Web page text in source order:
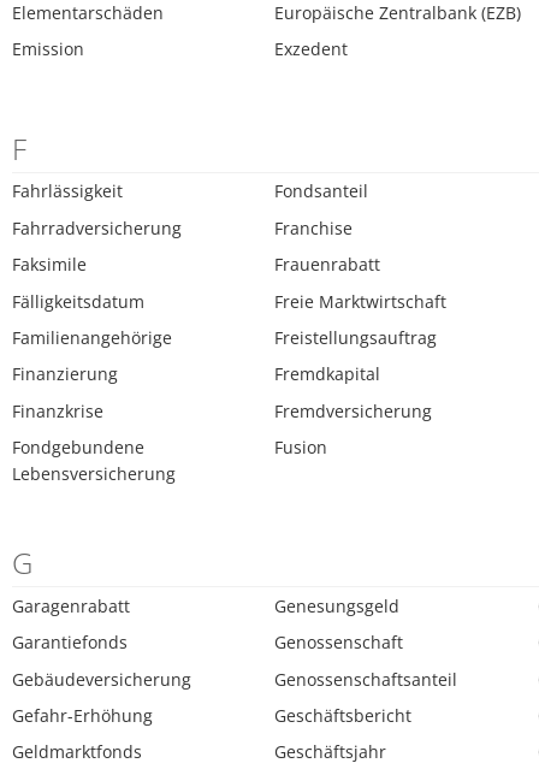
Elementarschäden
Emission
Europäische Zentralbank (EZB)
Exzedent
F
Fahrlässigkeit
Fahrradversicherung
Faksimile
Fälligkeitsdatum
Familienangehörige
Finanzierung
Finanzkrise
Fondgebundene
Lebensversicherung
Fondsanteil
Franchise
Frauenrabatt
Freie Marktwirtschaft
Freistellungsauftrag
Fremdkapital
Fremdversicherung
Fusion
G
Garagenrabatt
Garantiefonds
Gebäudeversicherung
Gefahr-Erhöhung
Geldmarktfonds
Genesungsgeld
Genossenschaft
Genossenschaftsanteil
Geschäftsbericht
Geschäftsjahr